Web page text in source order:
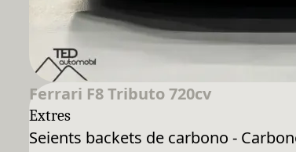
Ferrari F8 Tributo 720cv
Extres
Seients backets de carbono -